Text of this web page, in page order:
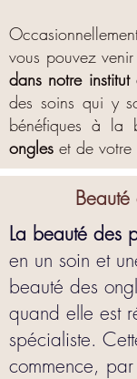
vous pouvez
dans notre
des soins qui y
bénéfiques à la
ongles et de votre
Beauté
La beauté des
en un soin et
beauté des
quand elle est
spécialiste.
commence,